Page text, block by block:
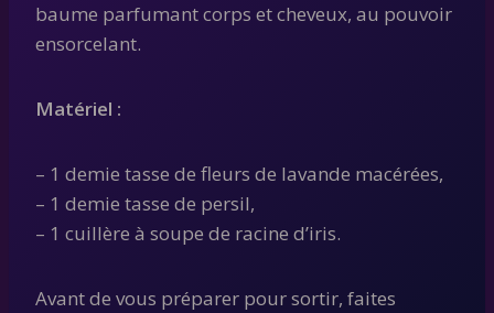
baume parfumant corps et cheveux, au pouvoir
ensorcelant.
Matériel :
– 1 demie tasse de fleurs de lavande macérées,
– 1 demie tasse de persil,
– 1 cuillère à soupe de racine d’iris.
Avant de vous préparer pour sortir, faites